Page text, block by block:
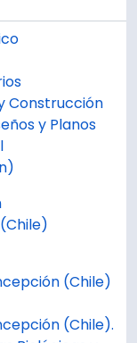
Construcción
y Planos
(Chile)
(Chile).